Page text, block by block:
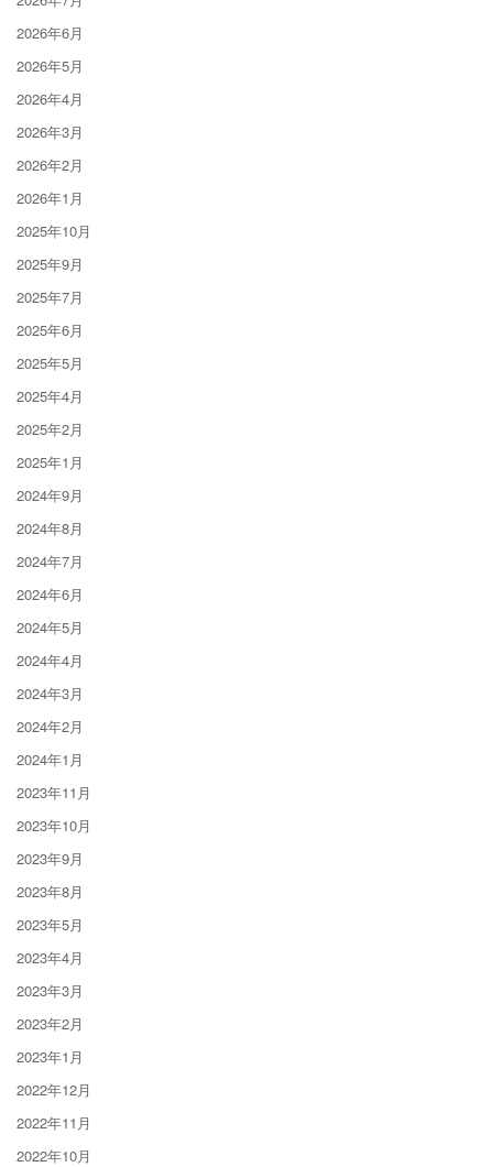
2026年6月
2026年5月
2026年4月
2026年3月
2026年2月
2026年1月
2025年10月
2025年9月
2025年7月
2025年6月
2025年5月
2025年4月
2025年2月
2025年1月
2024年9月
2024年8月
2024年7月
2024年6月
2024年5月
2024年4月
2024年3月
2024年2月
2024年1月
2023年11月
2023年10月
2023年9月
2023年8月
2023年5月
2023年4月
2023年3月
2023年2月
2023年1月
2022年12月
2022年11月
2022年10月